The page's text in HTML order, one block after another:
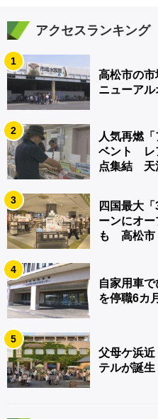
アクセスランキング
1
高松市の
ニューア
2
人気再燃
ベント レ
点集結 天
3
四国最大
ーンにオ
も 高松市
4
自家用車
を停職6カ
5
父母ケ浜
テルが誕